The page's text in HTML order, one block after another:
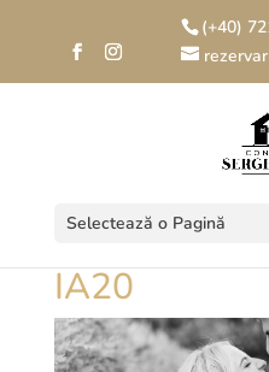
(+40)
Selectează o Pagină
IA20